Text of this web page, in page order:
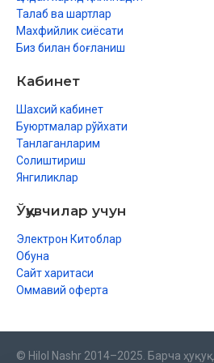
6038-сонли тавсияси ила
сизга «Hilol eBook» дастури керак
Электрон шакли
Китобда қуйидаги масалаларга
олган:
Муқаддима
Қорилик ва қироат фазилати
Талаб ва шартлар
Махфийлик сиёсати
Биз билан боғланиш
Кабинет
Шахсий кабинет
Буюртмалар рўйхати
Танлаганларим
Солиштириш
Янгиликлар
Ўқувчилар учун
Электрон Китоблар
Обуна
Сайт харитаси
Оммавий оферта
© Hilol Nashr 2014–2025. Барча